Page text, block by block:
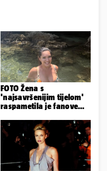
FOTO Žena s
'najsavršenijim tijelom'
raspametila je fanove
plićaka